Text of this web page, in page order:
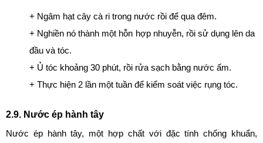
+ Ngâm hạt cây cà ri trong nước rồi để qua đêm.
+ Nghiền nó thành một hỗn hợp nhuyễn, rồi sử dụng lên da
đầu và tóc.
+ Ủ tóc khoảng 30 phút, rồi rửa sạch bằng nước ấm.
+ Thực hiện 2 lần một tuần để kiểm soát việc rụng tóc.
2.9. Nước ép hành tây
Nước ép hành tây, một hợp chất với đặc tính chống khuẩn,